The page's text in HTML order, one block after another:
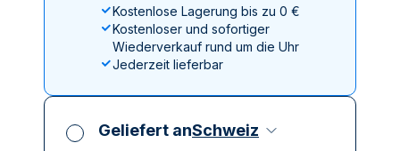
Kostenlose Lagerung bis zu 0 €
Kostenloser und sofortiger
Wiederverkauf rund um die Uhr
Jederzeit lieferbar
Geliefert anSchweiz